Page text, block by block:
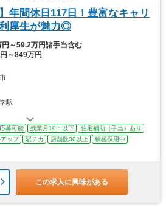
年間休日117日！豊富なキャリ
厚生が魅力◎
円～59.2万円諸手当含む
～849万円
駅
募可能 残業月10ｈ以下
住宅補助（手当）あり
ップ 駅チカ 店舗数30以上
積極採用中
この求人に興味がある